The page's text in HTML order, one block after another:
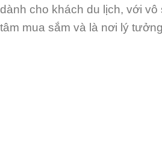
dành cho khách du lịch, với vô
tâm mua sắm và là nơi lý